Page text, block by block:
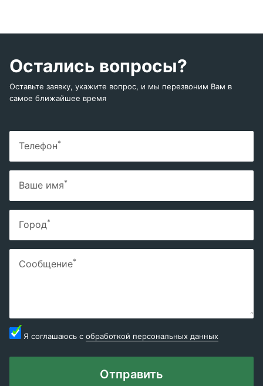
Остались вопросы?
Оставьте заявку, укажите вопрос, и мы перезвоним Вам в
самое ближайшее время
Телефон*
Ваше имя*
Город*
Сообщение*
Я соглашаюсь с обработкой персональных данных
Отправить